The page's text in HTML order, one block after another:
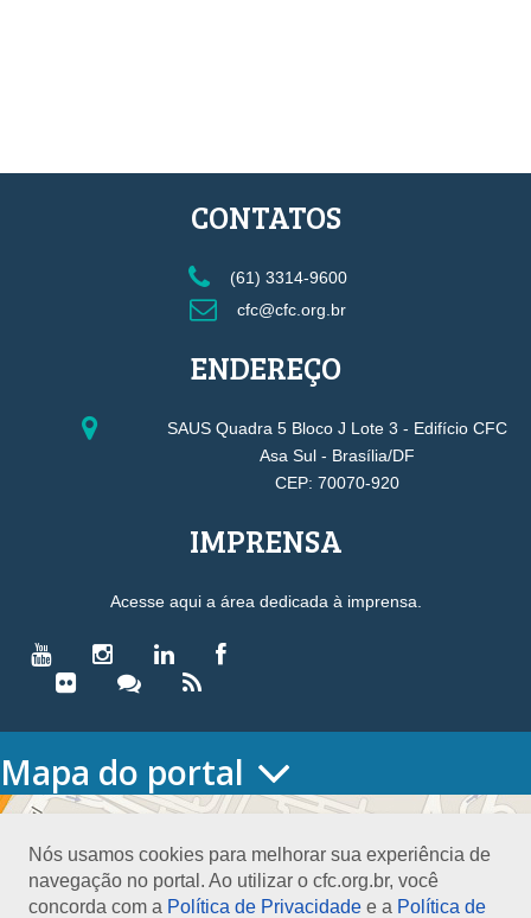
Nós usamos cookies para melhorar sua experiência de
navegação no portal. Ao utilizar o cfc.org.br, você
concorda com a Política de Privacidade e a Política de
CONTATOS
(61) 3314-9600
cfc@cfc.org.br
ENDEREÇO
SAUS Quadra 5 Bloco J Lote 3 - Edifício CFC
Asa Sul - Brasília/DF
CEP: 70070-920
IMPRENSA
Acesse aqui a área dedicada à imprensa.
Mapa do portal
HOME
Conselho Diretor
Nossa Sede
Planejamento